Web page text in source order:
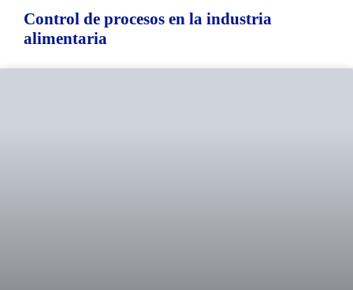
Control de procesos en la industria
alimentaria